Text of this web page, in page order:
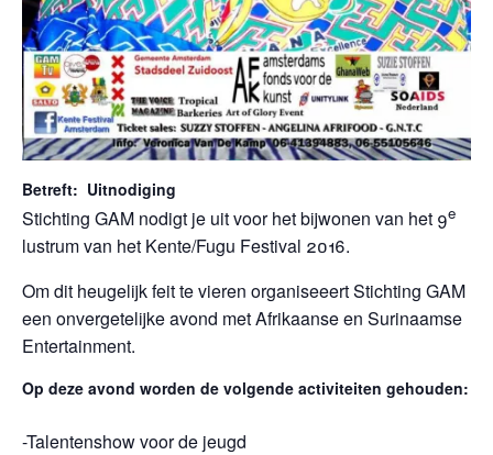
Betreft: Uitnodiging
Stichting GAM nodigt je uit voor het bijwonen van het 9e
lustrum van het Kente/Fugu Festival 2016.
Om dit heugelijk feit te vieren organiseeert Stichting GAM
een onvergetelijke avond met Afrikaanse en Surinaamse
Entertainment.
Op deze avond worden de volgende activiteiten gehouden:
-Talentenshow voor de jeugd